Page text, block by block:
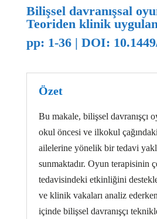
Bilişsel davranışsal
Teoriden klinik
pp: 1-36 | DOI:
Özet
Bu makale, bilişsel davranışçı
okul öncesi ve ilkokul
ailelerine yönelik bir tedavi
sunmaktadır. Oyun terapisinin
tedavisindeki etkinliğini
ve klinik vakaları analiz
içinde bilişsel davranışçı